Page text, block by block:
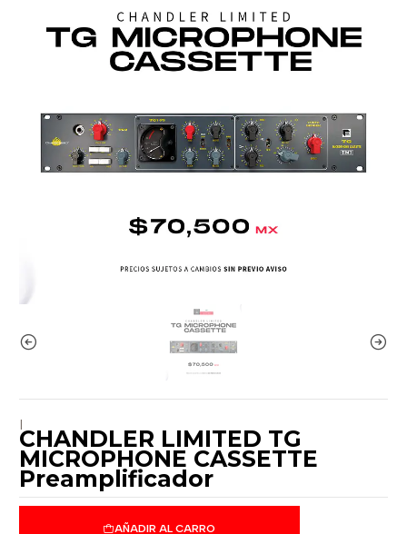
|
CHANDLER LIMITED TG
MICROPHONE CASSETTE
Preamplificador
AÑADIR AL CARRO